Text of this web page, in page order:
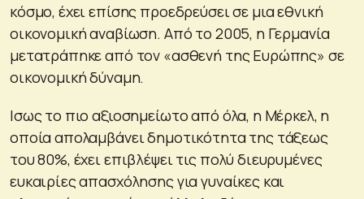
κόσμο, έχει επίσης προεδρεύσει σε μια εθνική
οικονομική αναβίωση. Από το 2005, η Γερμανία
μετατράπηκε από τον «ασθενή της Ευρώπης» σε
οικονομική δύναμη.
Ισως το πιο αξιοσημείωτο από όλα, η Μέρκελ, η
οποία απολαμβάνει δημοτικότητα της τάξεως
του 80%, έχει επιβλέψει τις πολύ διευρυμένες
ευκαιρίες απασχόλησης για γυναίκες και